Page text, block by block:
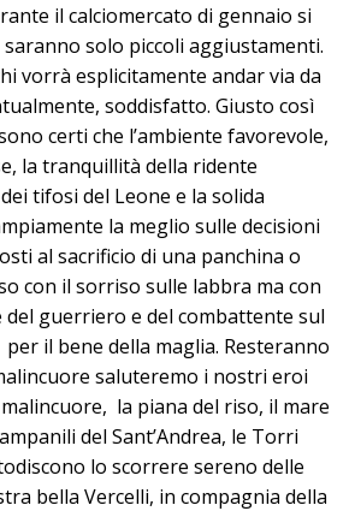
il calciomercato di gennaio si
solo piccoli aggiustamenti.
vorrà esplicitamente andar via da
soddisfatto. Giusto così
certi che l’ambiente favorevole,
la tranquillità della ridente
tifosi del Leone e la solida
la meglio sulle decisioni
al sacrificio di una panchina o
con il sorriso sulle labbra ma con
del guerriero e del combattente sul
il bene della maglia. Resteranno
saluteremo i nostri eroi
la piana del riso, il mare
del Sant’Andrea, le Torri
lo scorrere sereno delle
bella Vercelli, in compagnia della